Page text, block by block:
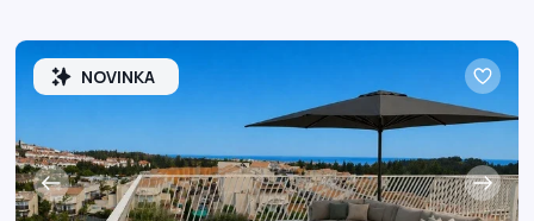
NOVINKA